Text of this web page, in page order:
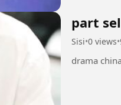
part
Sisi•0 views•